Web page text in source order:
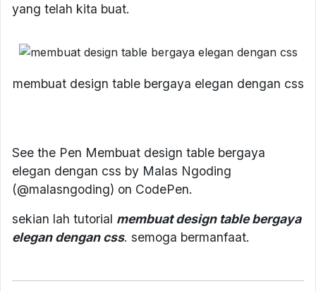
yang telah kita buat.
membuat design table bergaya elegan dengan css
See the Pen Membuat design table bergaya
elegan dengan css by Malas Ngoding
(@malasngoding) on CodePen.
sekian lah tutorial membuat design table bergaya
elegan dengan css. semoga bermanfaat.